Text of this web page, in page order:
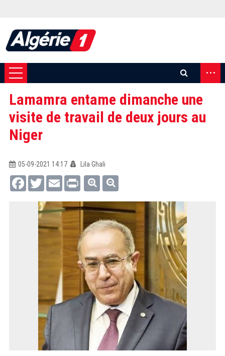
...
Lamamra entame dimanche une
visite de travail de deux jours au
Niger
05-09-2021 14:17
Lila Ghali
FacebookTwitterEmail Print